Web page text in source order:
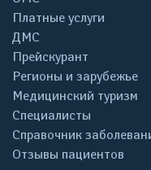
Платные услуги
ДМС
Прейскурант
Регионы и зарубежье
Медицинский туризм
Специалисты
Справочник
Отзывы пациентов